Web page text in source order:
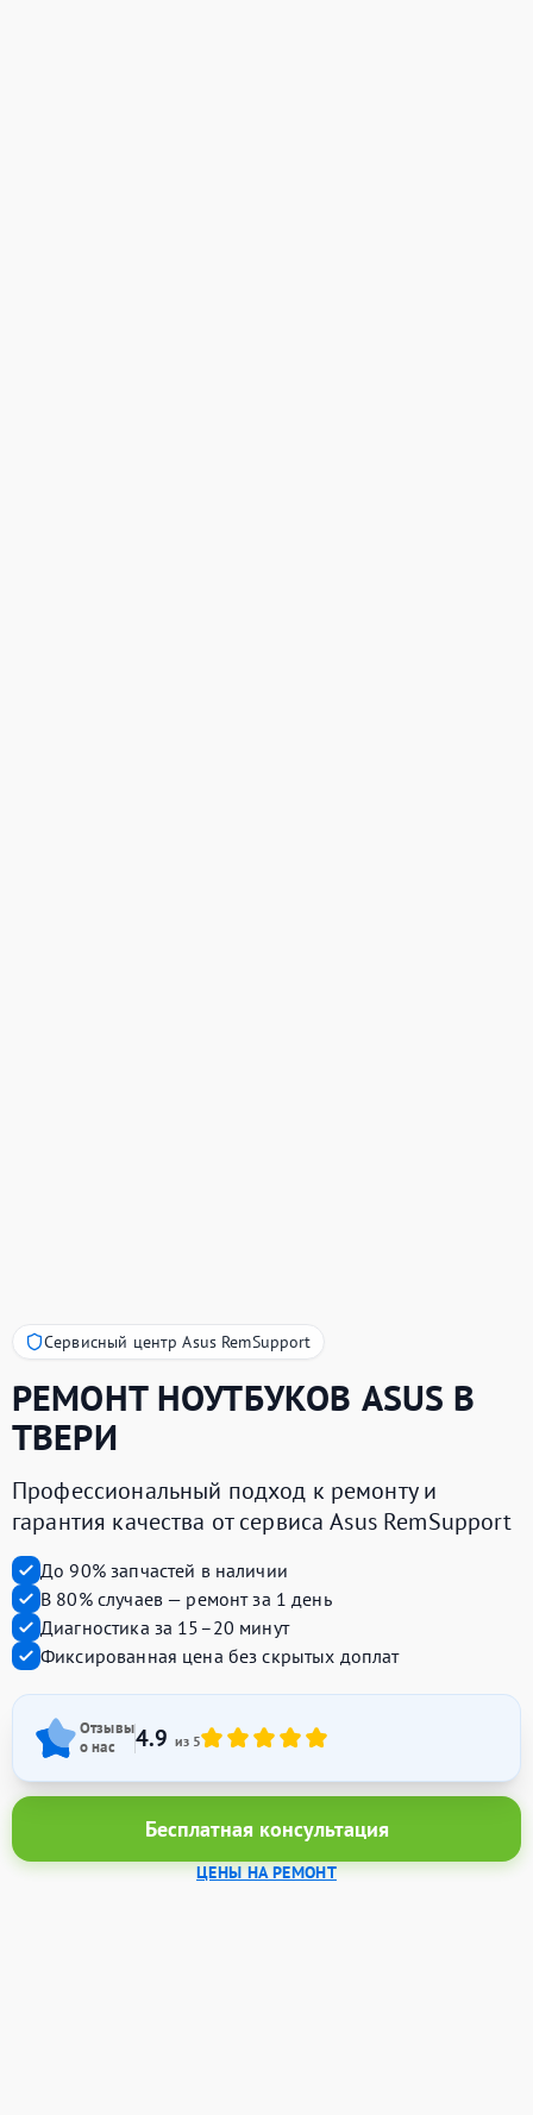
Сервисный центр Asus RemSupport
РЕМОНТ НОУТБУКОВ ASUS В
ТВЕРИ
Профессиональный подход к ремонту и
гарантия качества от сервиса Asus RemSupport
До 90% запчастей в наличии
В 80% случаев — ремонт за 1 день
Диагностика за 15–20 минут
Фиксированная цена без скрытых доплат
Отзывы
о нас
4.9 из 5
Бесплатная консультация
ЦЕНЫ НА РЕМОНТ